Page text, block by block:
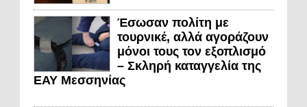
Έσωσαν πολίτη με
τουρνικέ, αλλά αγοράζουν
μόνοι τους τον εξοπλισμό
– Σκληρή καταγγελία της
ΕΑΥ Μεσσηνίας